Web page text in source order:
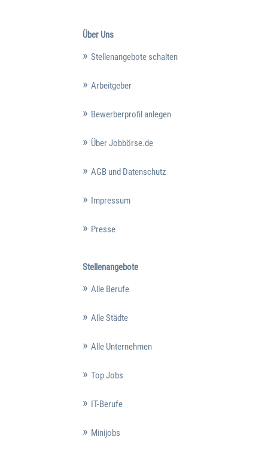
Über Uns
Stellenangebote schalten
Arbeitgeber
Bewerberprofil anlegen
Über Jobbörse.de
AGB und Datenschutz
Impressum
Presse
Stellenangebote
Alle Berufe
Alle Städte
Alle Unternehmen
Top Jobs
IT-Berufe
Minijobs